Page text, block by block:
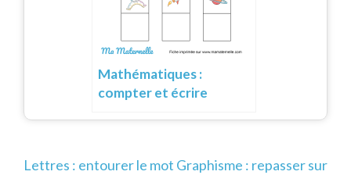
Mathématiques :
compter et écrire
Navigation
Lettres : entourer le mot Graphisme : repasser sur